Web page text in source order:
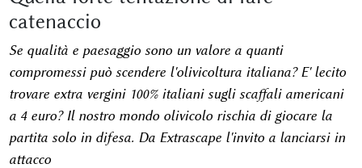
catenaccio
Se qualità e paesaggio sono un valore a quanti
compromessi può scendere l'olivicoltura italiana? E' lecito
trovare extra vergini 100% italiani sugli scaffali americani
a 4 euro? Il nostro mondo olivicolo rischia di giocare la
partita solo in difesa. Da Extrascape l'invito a lanciarsi in
attacco